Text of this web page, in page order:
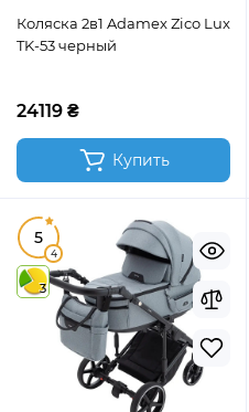
Коляска 2в1 Adamex Zico Lux
TK-53 черный
24119 ₴
Купить
5
4
3